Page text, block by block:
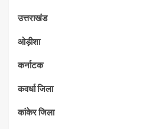
उत्तराखंड
ओड़ीशा
कर्नाटक
कवर्धा जिला
कांकेर जिला